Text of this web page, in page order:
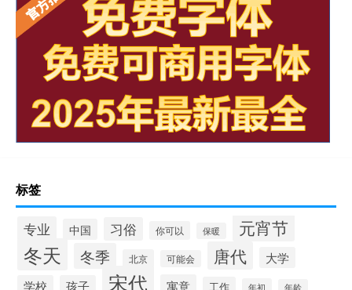
标签
专业 中国 习俗 你可以 保暖 元宵节
冬天 冬季 北京 可能会 唐代
大学
学校
孩子 宋代 寓意 工作 年初 年龄